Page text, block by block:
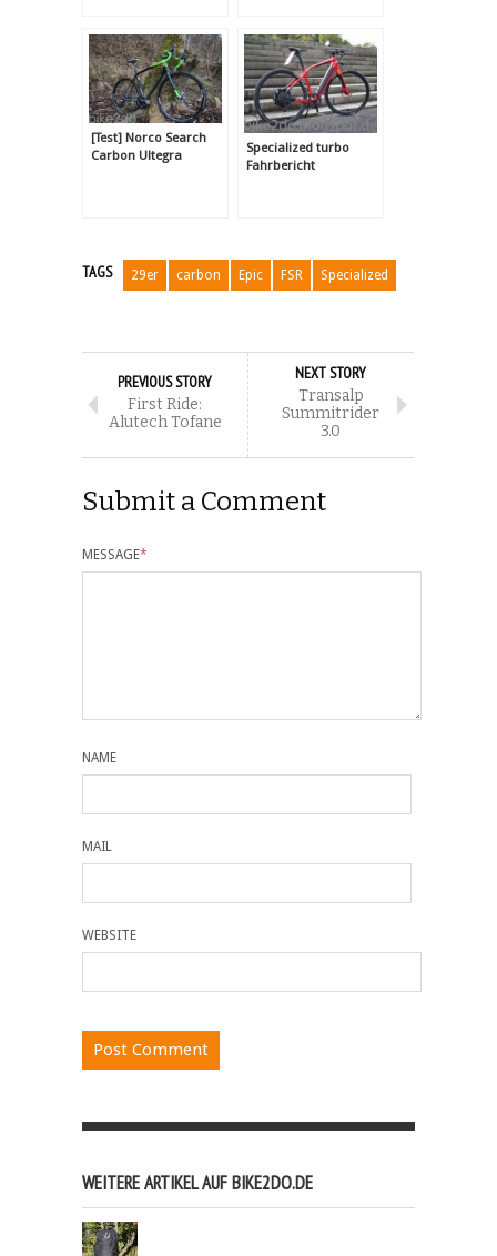
[Test] Norco Search
Carbon Ultegra
Specialized turbo
Fahrbericht
TAGS 29er carbon Epic FSR Specialized
PREVIOUS STORY
First Ride:
Alutech Tofane
NEXT STORY
Transalp
Summitrider
3.0
Submit a Comment
MESSAGE*
NAME
MAIL
WEBSITE
WEITERE ARTIKEL AUF BIKE2DO.DE